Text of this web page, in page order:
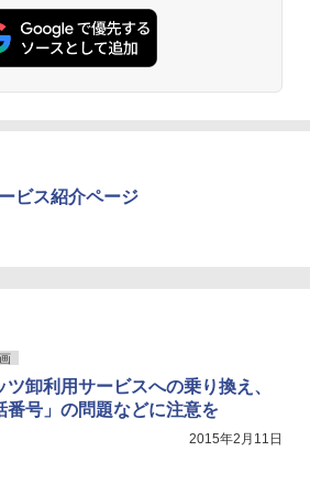
ビス紹介ページ
ツ卸利用サービスへの乗り換え、
番号」の問題などに注意を
2015年2月11日